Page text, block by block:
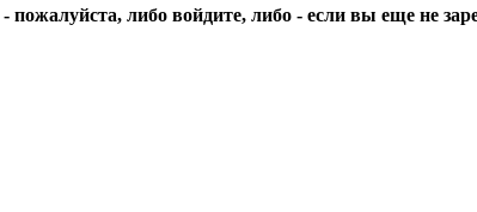
либо войдите, либо - если вы еще не